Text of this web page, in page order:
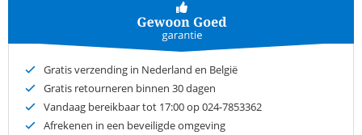
Gratis verzending in Nederland en België
Gratis retourneren binnen 30 dagen
Vandaag bereikbaar tot 17:00 op 024-7853362
Afrekenen in een beveiligde omgeving